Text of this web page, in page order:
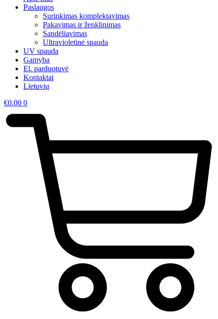
Paslaugos
Surinkimas komplektavimas
Pakavimas ir ženklinimas
Sandėliavimas
Ultravioletinė spauda
UV spauda
Gamyba
El. parduotuvė
Kontaktai
Lietuvių
€0.00 0